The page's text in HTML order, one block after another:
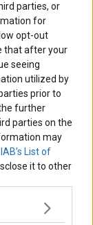
parties, or
for
opt-out
that after your
seeing
utilized by
prior to
further
parties on the
may
IAB’s List of
it to other
εμπορευματα
κοσμος
νδ
ρωσια
χρηματιστηριο